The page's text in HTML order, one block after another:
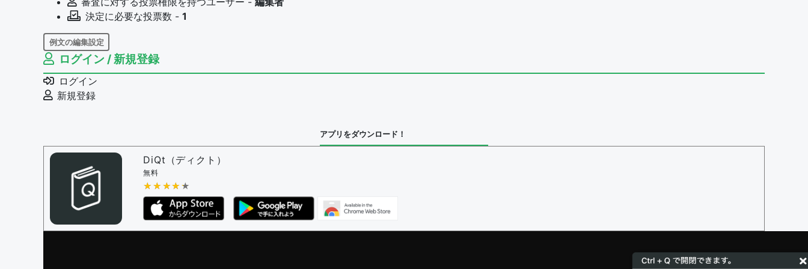
決定に必要な投票数 - 1
例文の編集設定
例文の編集権限を持つユーザー -
例文の編集を審査する
例文の削除を審査する
審査に対する投票権限を持つユーザー -
問題の編集権限を持つユーザー -
審査に対する投票権限を持つユーザー -
決定に必要な投票数 -1
編集ガイドライン
ログイン / 新規登録
ログイン
新規登録
アプリをダウンロード！
DiQt（ディクト）
無料
★★★★★
★★★★★